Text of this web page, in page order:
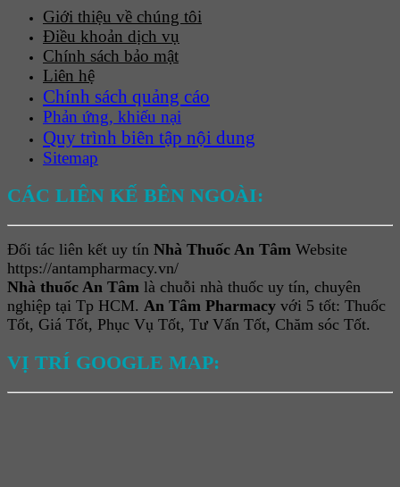
Giới thiệu về chúng tôi
Điều khoản dịch vụ
Chính sách bảo mật
Liên hệ
Chính sách quảng cáo
Phản ứng, khiếu nại
Quy trình biên tập nội dung
Sitemap
CÁC LIÊN KẾ BÊN NGOÀI:
Đối tác liên kết uy tín Nhà Thuốc An Tâm Website
https://antampharmacy.vn/
Nhà thuốc An Tâm là chuỗi nhà thuốc uy tín, chuyên
nghiệp tại Tp HCM. An Tâm Pharmacy với 5 tốt: Thuốc
Tốt, Giá Tốt, Phục Vụ Tốt, Tư Vấn Tốt, Chăm sóc Tốt.
VỊ TRÍ GOOGLE MAP: